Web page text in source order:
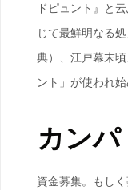
ドピュント』と
じて最鮮明なる
典）、江戸幕末
ント」が使われ
カンパ
資金募集。もし